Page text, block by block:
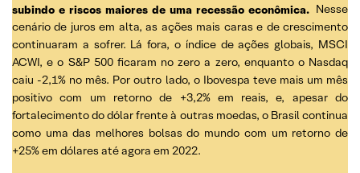
subindo e riscos maiores de uma recessão econômica. Nesse
cenário de juros em alta, as ações mais caras e de crescimento
continuaram a sofrer. Lá fora, o índice de ações globais, MSCI
ACWI, e o S&P 500 ficaram no zero a zero, enquanto o Nasdaq
caiu -2,1% no mês. Por outro lado, o Ibovespa teve mais um mês
positivo com um retorno de +3,2% em reais, e, apesar do
fortalecimento do dólar frente à outras moedas, o Brasil continua
como uma das melhores bolsas do mundo com um retorno de
+25% em dólares até agora em 2022.